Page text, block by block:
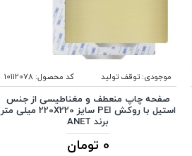
موجودی:توقف تولید کد محصول:10112078
صفحه چاپ منعطف و مغناطیسی از جنس
استیل با روکش PEI سایز 220X220 میلی متر
برند ANET
0 تومان